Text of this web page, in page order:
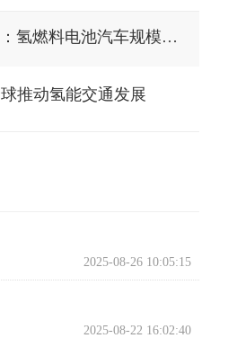
氢燃料电池汽车规模化
推动氢能交通发展
2025-08-26 10:05:15
2025-08-22 16:02:40